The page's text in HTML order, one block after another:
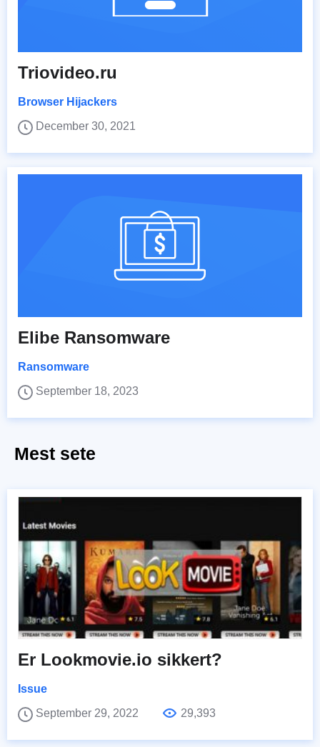
Triovideo.ru
Browser Hijackers
December 30, 2021
Elibe Ransomware
Ransomware
September 18, 2023
Mest sete
Er Lookmovie.io sikkert?
Issue
September 29, 2022
29,393